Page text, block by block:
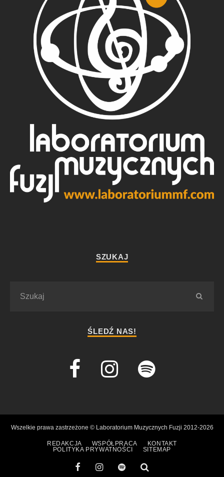
SZUKAJ
ŚLEDŹ NAS!
Wszelkie prawa zastrzeżone © Laboratorium Muzycznych Fuzji 2012-2026
REDAKCJA WSPÓŁPRACA
KONTAKT
POLITYKA PRYWATNOŚCI
SITEMAP